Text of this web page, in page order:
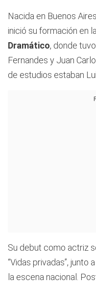
Nacida en Buenos
inició su formación en la
Dramático, donde
Fernandes y Juan
de estudios estaban
Su debut como actriz
“Vidas privadas”,
la escena nacional.